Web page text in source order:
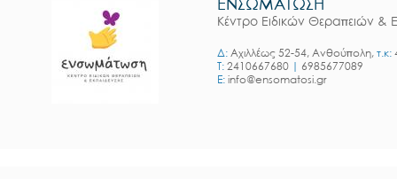
Κέντρο Ειδικών Θεραπειών &
Δ: Αχιλλέως 52-54, Ανθούπολη, τ.κ:
T: 2410667680 | 6985677089
E: info@ensomatosi.gr